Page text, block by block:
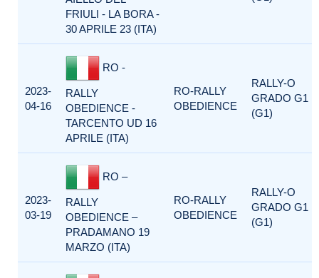
FRIULI - LA BORA -
30 APRILE 23 (ITA)
2023-
04-16
RO -
RALLY
OBEDIENCE -
TARCENTO UD 16
APRILE (ITA)
RO-RALLY
OBEDIENCE
RALLY-O
GRADO G1
(G1)
2023-
03-19
RO –
RALLY
OBEDIENCE –
PRADAMANO 19
MARZO (ITA)
RO-RALLY
OBEDIENCE
RALLY-O
GRADO G1
(G1)